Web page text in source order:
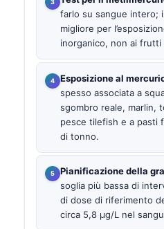
farlo su sangue intero;
migliore per
inorganico, non ai frutti
Esposizione al
spesso associata a
sgombro reale, marlin,
pesce tilefish e a pasti
di tonno.
Pianificazione della
soglia più bassa di
di dose di riferimento
circa 5,8 µg/L nel